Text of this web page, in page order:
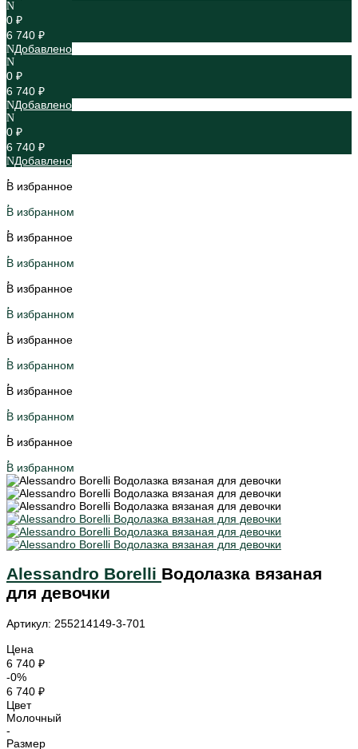
0 ₽
6 740 ₽
Добавлено
0 ₽
6 740 ₽
Добавлено
0 ₽
6 740 ₽
Добавлено
В избранное
В избранном
В избранное
В избранном
В избранное
В избранном
В избранное
В избранном
В избранное
В избранном
В избранное
В избранном
Alessandro Borelli Водолазка вязаная
для девочки
Артикул: 255214149-3-701
Цена
6 740 ₽
-0%
6 740 ₽
Цвет
Молочный
-
Размер